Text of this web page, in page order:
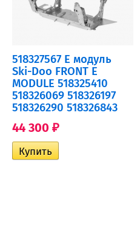
518327567 E модуль
Ski-Doo FRONT E
MODULE 518325410
518326069 518326197
518326290 518326843
44 300 ₽